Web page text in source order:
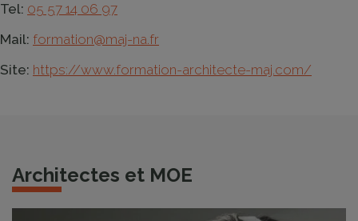
Tel: 05 57 14 06 97
Mail: formation@maj-na.fr
Site: https://www.formation-architecte-maj.com/
Architectes et MOE